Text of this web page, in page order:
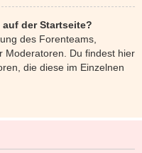
auf der Startseite?
des Forenteams,
Moderatoren. Du findest hier
die diese im Einzelnen